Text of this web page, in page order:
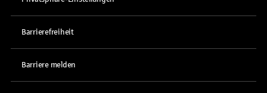
Barrierefreiheit
Barriere melden